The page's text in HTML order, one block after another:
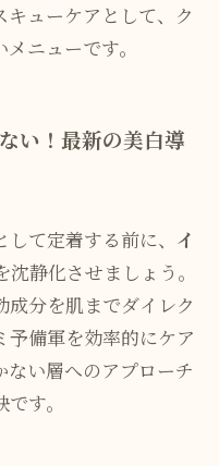
ューケアとして、ク
ニューです。
い！最新の美白導
て定着する前に、 イ
静化させましょう。
分を肌までダイレク
予備軍を効率的にケア
い層へのアプローチ
す。